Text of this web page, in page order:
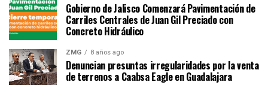
Gobierno de Jalisco Comenzará Pavimentación de
Carriles Centrales de Juan Gil Preciado con
Concreto Hidráulico
ZMG 8 años ago
Denuncian presuntas irregularidades por la venta
de terrenos a Caabsa Eagle en Guadalajara